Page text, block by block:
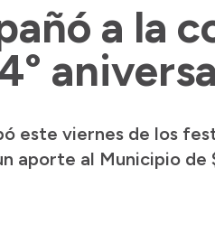
a la
este viernes de los
aporte al Municipio de